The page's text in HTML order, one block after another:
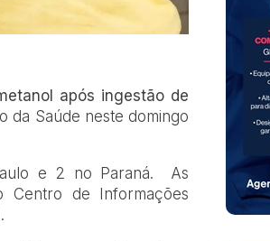
após ingestão de
da Saúde neste domingo
e 2 no Paraná. As
Centro de Informações